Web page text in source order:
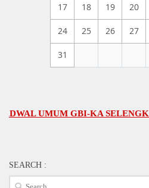
17 18 19 20
24 25 26 27
31
UMUM GBI-KA
SEARCH :
Search